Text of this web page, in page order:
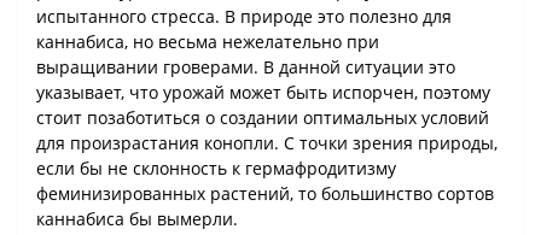
испытанного стресса. В природе это полезно для
каннабиса, но весьма нежелательно при
выращивании гроверами. В данной ситуации это
указывает, что урожай может быть испорчен, поэтому
стоит позаботиться о создании оптимальных условий
для произрастания конопли. С точки зрения природы,
если бы не склонность к гермафродитизму
феминизированных растений, то большинство сортов
каннабиса бы вымерли.